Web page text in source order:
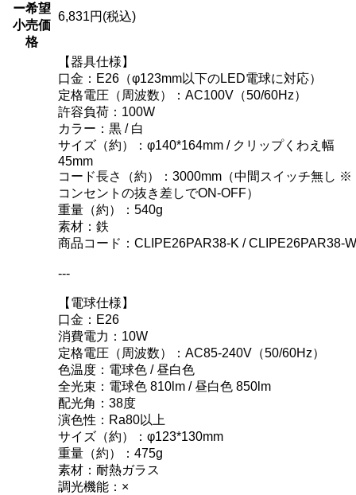
ー希望
小売価
格
6,831円(税込)
【器具仕様】
口金：E26（φ123mm以下のLED電球に対応）
定格電圧（周波数）：AC100V（50/60Hz）
許容負荷：100W
カラー：黒 / 白
サイズ（約）：φ140*164mm / クリップくわえ幅
45mm
コード長さ（約）：3000mm（中間スイッチ無し ※
コンセントの抜き差しでON-OFF）
重量（約）：540g
素材：鉄
商品コード：CLIPE26PAR38-K / CLIPE26PAR38-W
---
【電球仕様】
口金：E26
消費電力：10W
定格電圧（周波数）：AC85-240V（50/60Hz）
色温度：電球色 / 昼白色
全光束：電球色 810lm / 昼白色 850lm
配光角：38度
演色性：Ra80以上
サイズ（約）：φ123*130mm
重量（約）：475g
素材：耐熱ガラス
調光機能：×